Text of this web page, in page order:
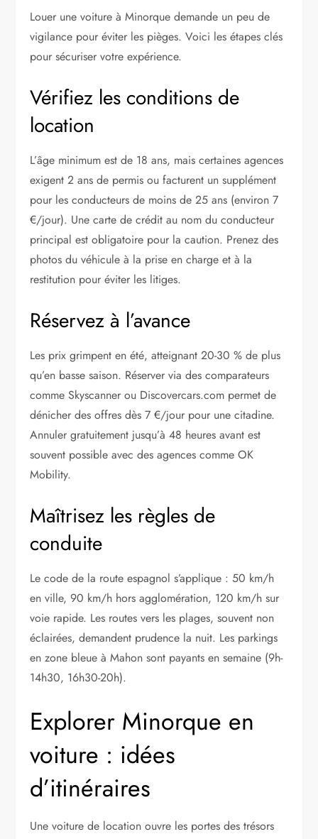
Louer une voiture à Minorque demande un peu de
vigilance pour éviter les pièges. Voici les étapes clés
pour sécuriser votre expérience.
Vérifiez les conditions de
location
L’âge minimum est de 18 ans, mais certaines agences
exigent 2 ans de permis ou facturent un supplément
pour les conducteurs de moins de 25 ans (environ 7
€/jour). Une carte de crédit au nom du conducteur
principal est obligatoire pour la caution. Prenez des
photos du véhicule à la prise en charge et à la
restitution pour éviter les litiges.
Réservez à l’avance
Les prix grimpent en été, atteignant 20-30 % de plus
qu’en basse saison. Réserver via des comparateurs
comme Skyscanner ou Discovercars.com permet de
dénicher des offres dès 7 €/jour pour une citadine.
Annuler gratuitement jusqu’à 48 heures avant est
souvent possible avec des agences comme OK
Mobility.
Maîtrisez les règles de
conduite
Le code de la route espagnol s’applique : 50 km/h
en ville, 90 km/h hors agglomération, 120 km/h sur
voie rapide. Les routes vers les plages, souvent non
éclairées, demandent prudence la nuit. Les parkings
en zone bleue à Mahon sont payants en semaine (9h-
14h30, 16h30-20h).
Explorer Minorque en
voiture : idées
d’itinéraires
Une voiture de location ouvre les portes des trésors